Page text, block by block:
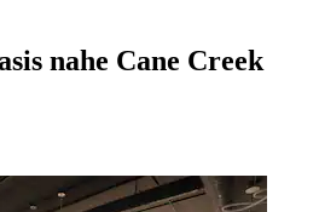
nahe Cane Creek